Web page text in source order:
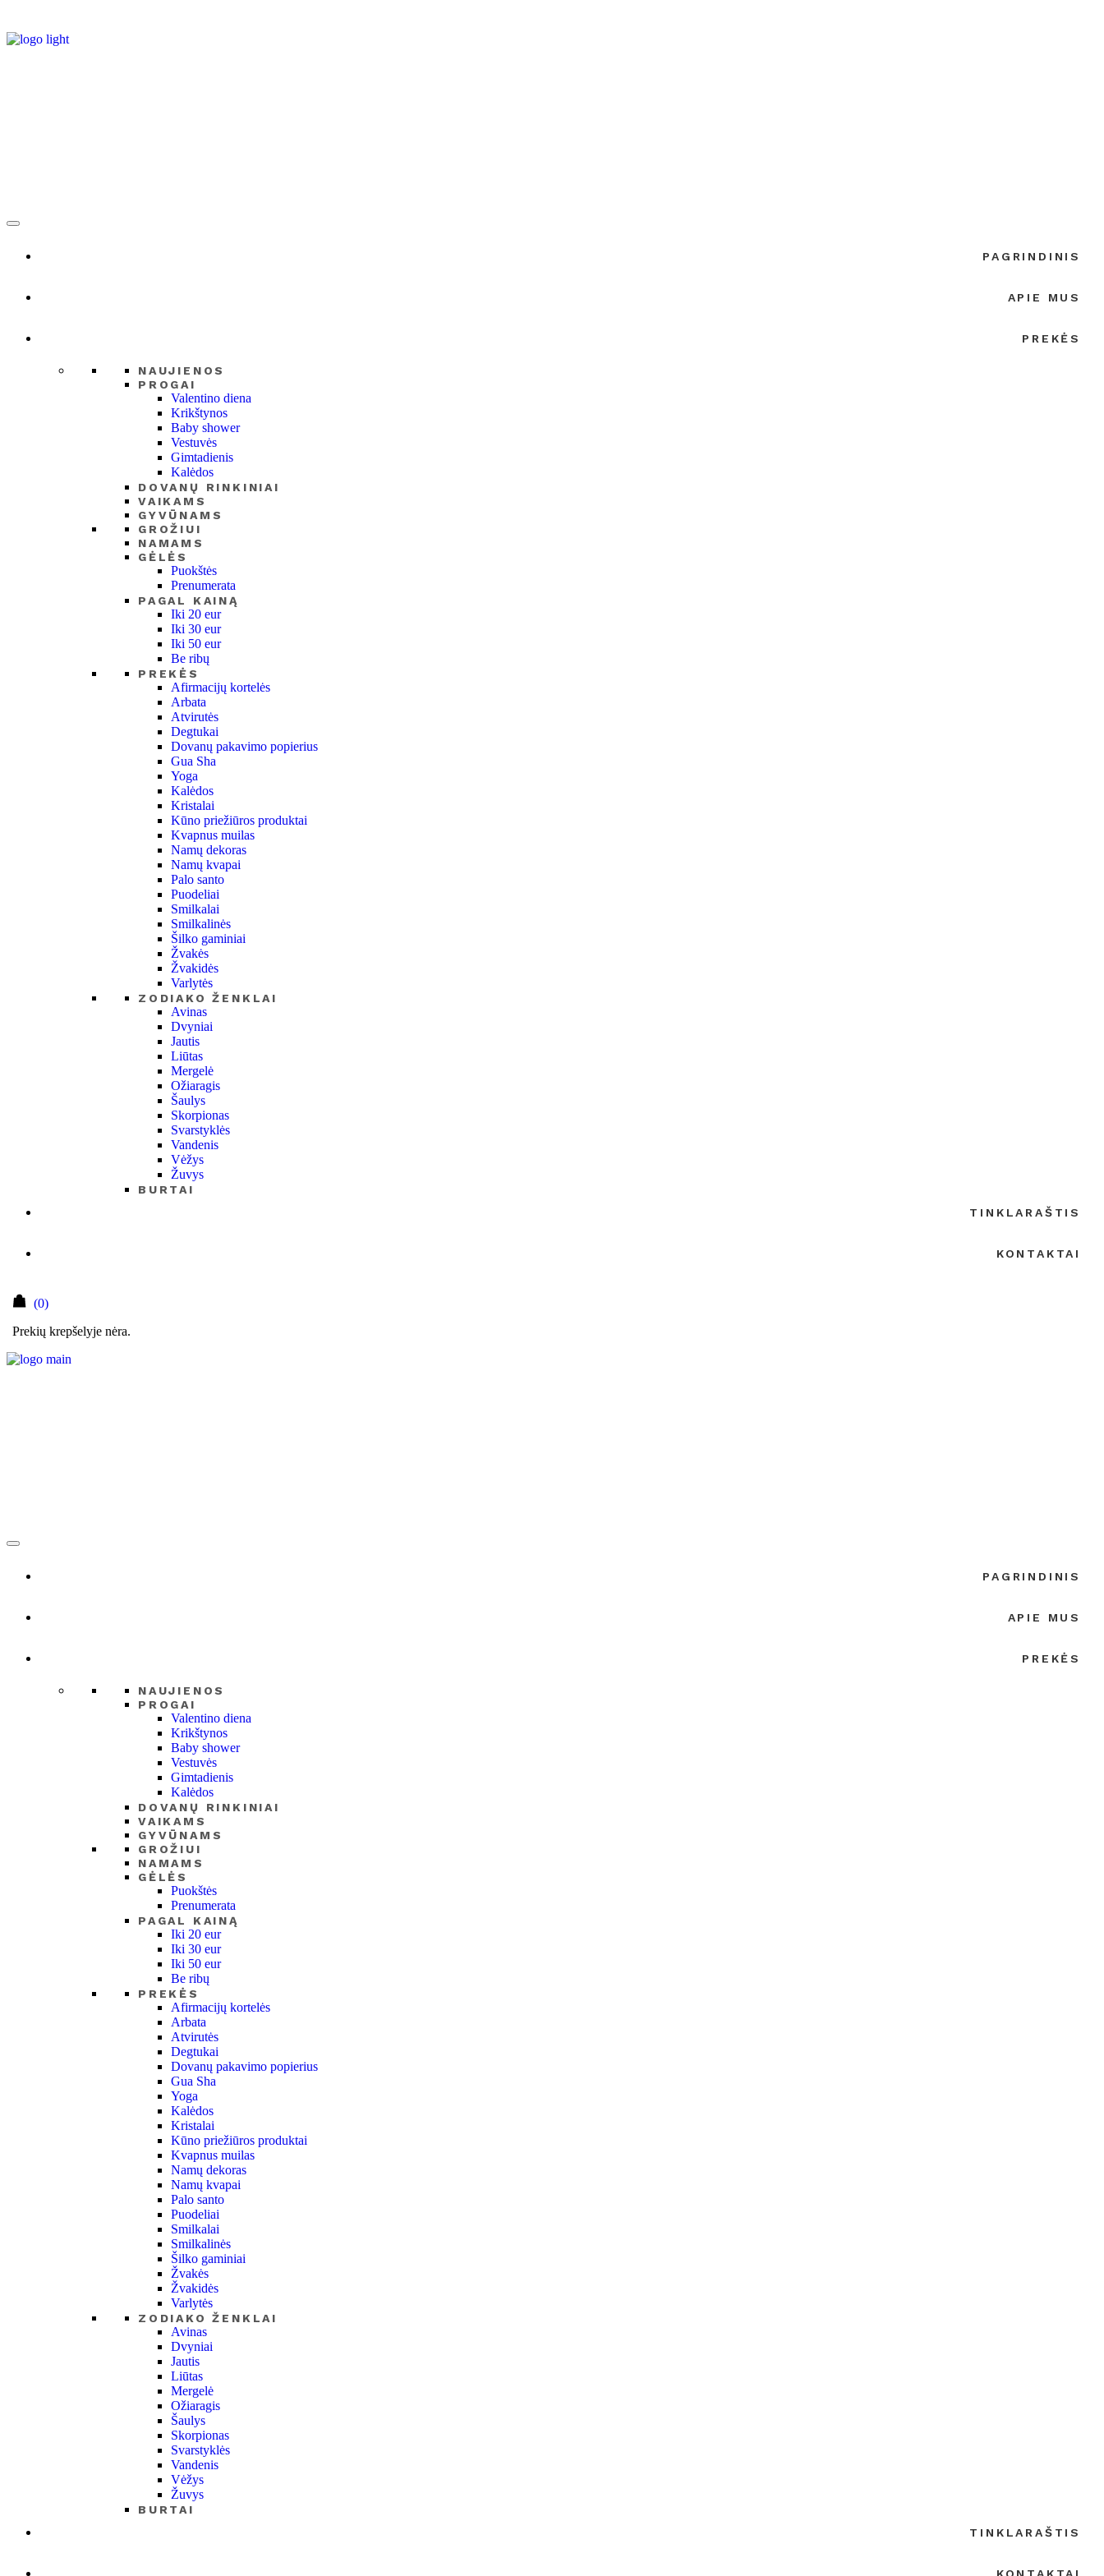
PAGRINDINIS
APIE MUS
PREKĖS
NAUJIENOS
PROGAI
Valentino diena
Krikštynos
Baby shower
Vestuvės
Gimtadienis
Kalėdos
DOVANŲ RINKINIAI
VAIKAMS
GYVŪNAMS
GROŽIUI
NAMAMS
GĖLĖS
Puokštės
Prenumerata
PAGAL KAINĄ
Iki 20 eur
Iki 30 eur
Iki 50 eur
Be ribų
PREKĖS
Afirmacijų kortelės
Arbata
Atvirutės
Degtukai
Dovanų pakavimo popierius
Gua Sha
Yoga
Kalėdos
Kristalai
Kūno priežiūros produktai
Kvapnus muilas
Namų dekoras
Namų kvapai
Palo santo
Puodeliai
Smilkalai
Smilkalinės
Šilko gaminiai
Žvakės
Žvakidės
Varlytės
ZODIAKO ŽENKLAI
Avinas
Dvyniai
Jautis
Liūtas
Mergelė
Ožiaragis
Šaulys
Skorpionas
Svarstyklės
Vandenis
Vėžys
Žuvys
BURTAI
TINKLARAŠTIS
KONTAKTAI
(0)
Prekių krepšelyje nėra.
PAGRINDINIS
APIE MUS
PREKĖS
NAUJIENOS
PROGAI
Valentino diena
Krikštynos
Baby shower
Vestuvės
Gimtadienis
Kalėdos
DOVANŲ RINKINIAI
VAIKAMS
GYVŪNAMS
GROŽIUI
NAMAMS
GĖLĖS
Puokštės
Prenumerata
PAGAL KAINĄ
Iki 20 eur
Iki 30 eur
Iki 50 eur
Be ribų
PREKĖS
Afirmacijų kortelės
Arbata
Atvirutės
Degtukai
Dovanų pakavimo popierius
Gua Sha
Yoga
Kalėdos
Kristalai
Kūno priežiūros produktai
Kvapnus muilas
Namų dekoras
Namų kvapai
Palo santo
Puodeliai
Smilkalai
Smilkalinės
Šilko gaminiai
Žvakės
Žvakidės
Varlytės
ZODIAKO ŽENKLAI
Avinas
Dvyniai
Jautis
Liūtas
Mergelė
Ožiaragis
Šaulys
Skorpionas
Svarstyklės
Vandenis
Vėžys
Žuvys
BURTAI
TINKLARAŠTIS